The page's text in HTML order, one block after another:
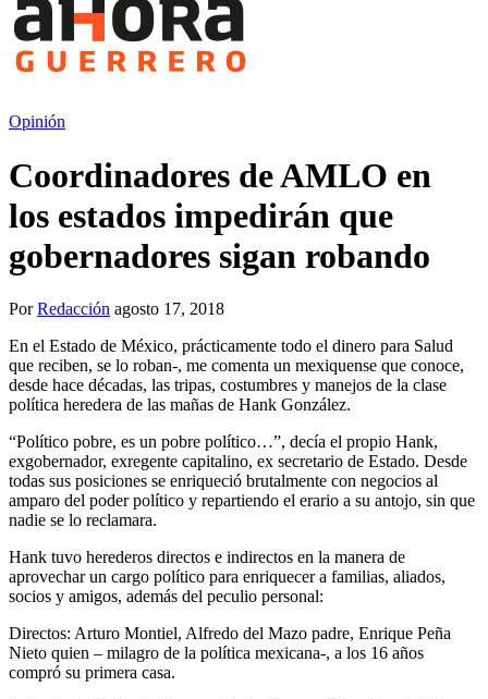
Opinión
Coordinadores de AMLO en
los estados impedirán que
gobernadores sigan robando
PorRedacción agosto 17, 2018
En el Estado de México, prácticamente todo el dinero para Salud
que reciben, se lo roban-, me comenta un mexiquense que conoce,
desde hace décadas, las tripas, costumbres y manejos de la clase
política heredera de las mañas de Hank González.
“Político pobre, es un pobre político…”, decía el propio Hank,
exgobernador, exregente capitalino, ex secretario de Estado. Desde
todas sus posiciones se enriqueció brutalmente con negocios al
amparo del poder político y repartiendo el erario a su antojo, sin que
nadie se lo reclamara.
Hank tuvo herederos directos e indirectos en la manera de
aprovechar un cargo político para enriquecer a familias, aliados,
socios y amigos, además del peculio personal:
Directos: Arturo Montiel, Alfredo del Mazo padre, Enrique Peña
Nieto quien – milagro de la política mexicana-, a los 16 años
compró su primera casa.